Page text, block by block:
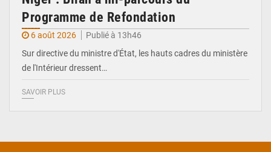
Programme de Refondation
6 août 2026
Publié à 13h46
Sur directive du ministre d'État, les hauts cadres du ministère
de l'Intérieur dressent…
SAVOIR PLUS